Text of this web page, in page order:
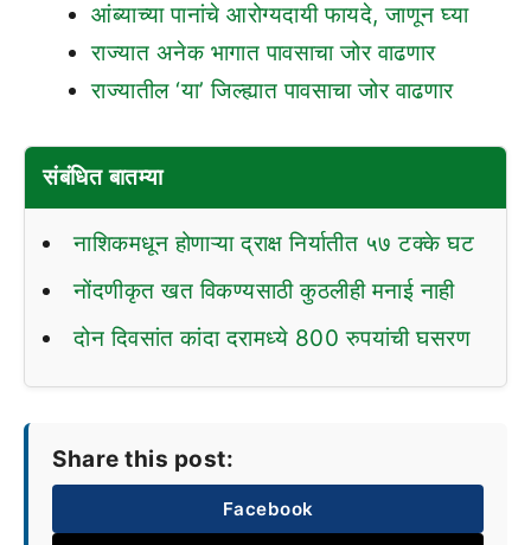
आंब्याच्या पानांचे आरोग्यदायी फायदे, जाणून घ्या
राज्यात अनेक भागात पावसाचा जोर वाढणार
राज्यातील ‘या’ जिल्ह्यात पावसाचा जोर वाढणार
संबंधित बातम्या
नाशिकमधून होणाऱ्या द्राक्ष निर्यातीत ५७ टक्के घट
नोंदणीकृत खत विकण्यसाठी कुठलीही मनाई नाही
दोन दिवसांत कांदा दरामध्ये 800 रुपयांची घसरण
Share this post:
Facebook